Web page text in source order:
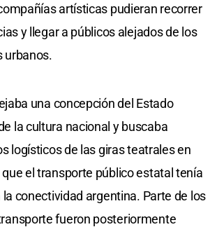
artísticas pudieran recorrer
y llegar a públicos alejados de los
urbanos.
una concepción del Estado
la cultura nacional y buscaba
logísticos de las giras teatrales en
el transporte público estatal tenía
la conectividad argentina. Parte de los
fueron posteriormente